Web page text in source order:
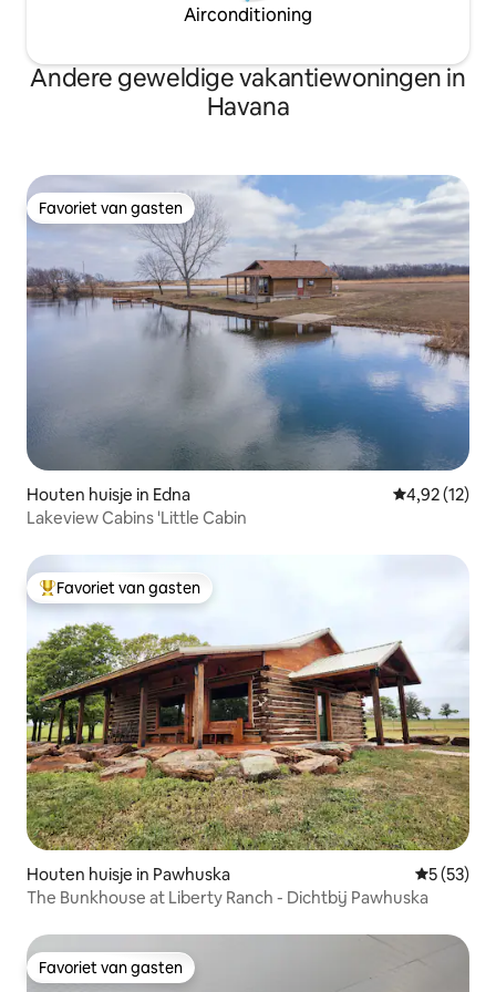
Airconditioning
Andere geweldige vakantiewoningen in
Havana
Favoriet van gasten
Favoriet van gasten
Houten huisje in Edna Gemiddelde
4,92 (12)
Lakeview Cabins 'Little Cabin
Topfavoriet van gasten
Favoriet van gasten
Houten huisje in Pawhuska
5 (53)
The Bunkhouse at Liberty Ranch - Dichtbij Pawhuska
Favoriet van gasten
Favoriet van gasten